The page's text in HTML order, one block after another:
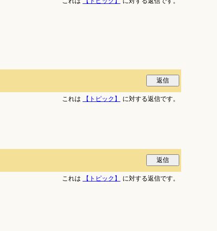
これは
【トピック】 に対する返信です。
これは
【トピック】 に対する返信です。